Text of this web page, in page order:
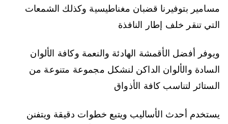
مسامير بتوفيرنا قضبان مغناطيسية وكذلك الشمعات
التي تنقر خلف إطار النافذة
ويوفر أفضل الأقمشة الهادئة والنعمة وكافة الألوان
السادة والألوان الداكن لنشكل مجموعة متنوعة من
الستائر لتناسب كافة الأذواق
يستخدم أحدث الأساليب ويتبع خطوات دقيقة ويتفنن